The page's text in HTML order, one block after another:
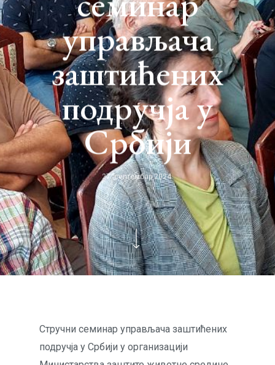
управљача
заштићених
подручја у
Србији
27. септембар 2024.
Стручни семинар управљача заштићених
подручја у Србији у организацији